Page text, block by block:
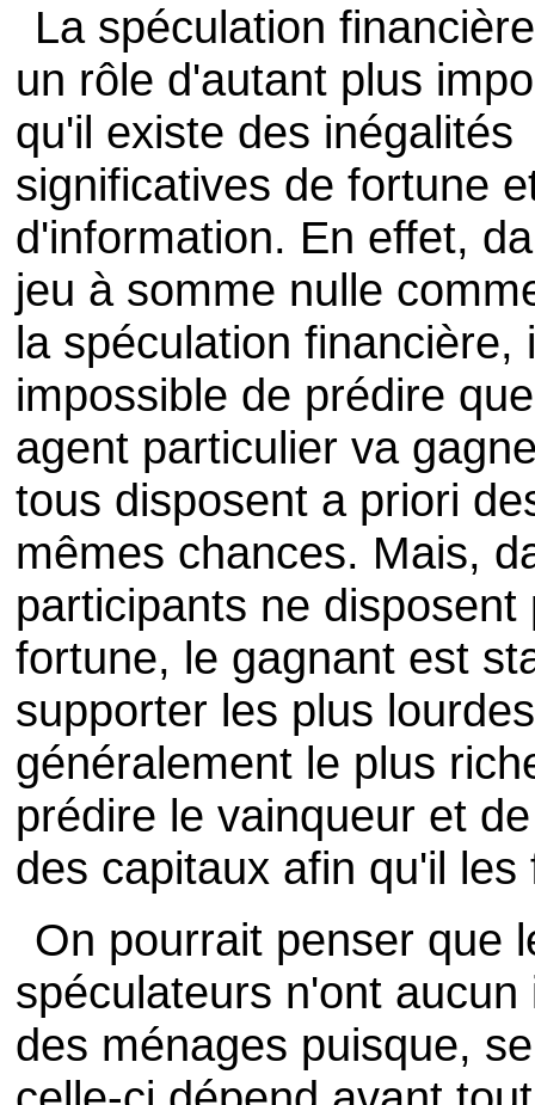
La spéculation
un rôle d'autant plus
qu'il existe des inégalités
significatives de fortune
d'information. En effet,
jeu à somme nulle
la spéculation financière,
impossible de prédire
agent particulier va
tous disposent a priori
mêmes chances. Mais,
participants ne
fortune, le gagnant est
supporter les plus
généralement le plus
prédire le vainqueur et
des capitaux afin qu'il
On pourrait penser que
spéculateurs n'ont
des ménages puisque,